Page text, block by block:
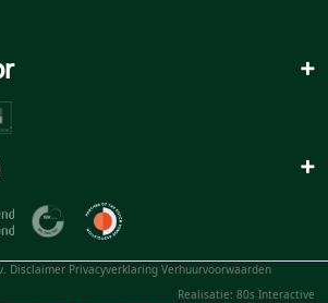
+
+
Disclaimer Privacyverklaring Verhuurvoorwaarden
Realisatie: 80s Interactive